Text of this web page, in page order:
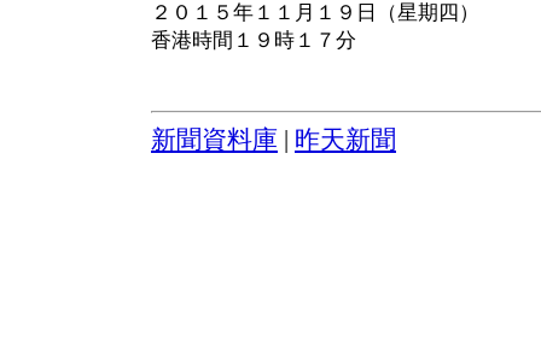
２０１５年１１月１９日（星期四）
香港時間１９時１７分
新聞資料庫 昨天新聞